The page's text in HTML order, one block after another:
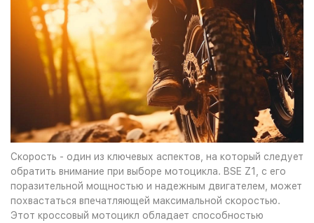
Скорость - один из ключевых аспектов, на который следует
обратить внимание при выборе мотоцикла. BSE Z1, с его
поразительной мощностью и надежным двигателем, может
похвастаться впечатляющей максимальной скоростью.
Этот кроссовый мотоцикл обладает способностью